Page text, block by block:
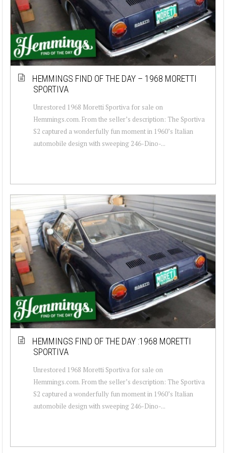
HEMMINGS FIND OF THE DAY – 1968 MORETTI
SPORTIVA
Unrestored 1968 Moretti Sportiva for sale on
Hemmings.com. From the seller’s description: The Sportiva
S2 captured a wonderfully fun moment in 1960’s Italian
automobile design with sweeping 246-Dino-...
HEMMINGS FIND OF THE DAY :1968 MORETTI
SPORTIVA
Unrestored 1968 Moretti Sportiva for sale on
Hemmings.com. From the seller’s description: The Sportiva
S2 captured a wonderfully fun moment in 1960’s Italian
automobile design with sweeping 246-Dino-...